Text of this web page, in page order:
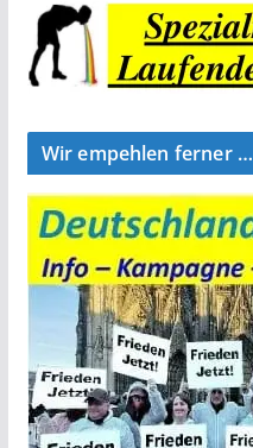
Wir empehlen ferner …